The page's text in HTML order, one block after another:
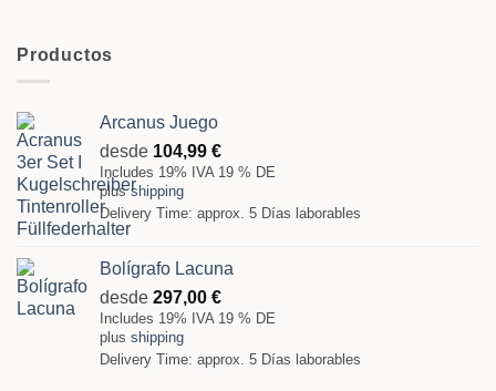
Productos
Arcanus Juego
desde 104,99 €
Includes 19% IVA 19 % DE
plusshipping
Delivery Time: approx. 5 Días laborables
Bolígrafo Lacuna
desde 297,00 €
Includes 19% IVA 19 % DE
plus shipping
Delivery Time: approx. 5 Días laborables